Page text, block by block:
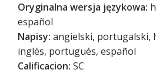
Oryginalna wersja językowa:
español
Napisy: angielski, portugalski,
inglés, portugués, español
Calificacion: SC